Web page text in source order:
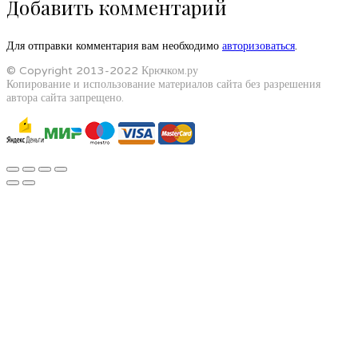
Добавить комментарий
Для отправки комментария вам необходимо авторизоваться.
© Copyright 2013-2022 Крючком.ру
Копирование и использование материалов сайта без разрешения
автора сайта запрещено.